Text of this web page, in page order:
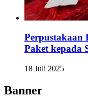
Perpustakaan
Paket kepada
18 Juli 2025
Banner